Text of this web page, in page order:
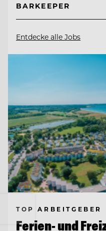
BARKEEPER
Entdecke alle Jobs
TOP ARBEITGEBER
Ferien- und